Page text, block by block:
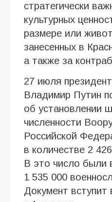
стратегически
культурных
размере или
занесенных в
а также за
27 июля
Владимир Путин
об установлении
численности
Российской
в количестве 2
В это число были
1 535 000
Документ вступит